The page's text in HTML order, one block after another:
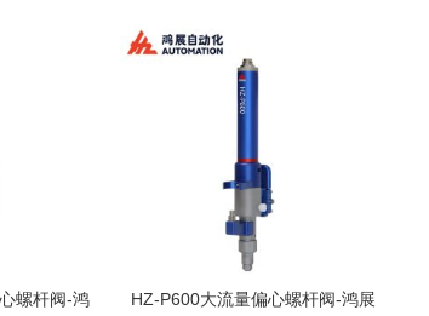
螺杆阀-鸿
HZ-P600大流量偏心螺杆阀-鸿展